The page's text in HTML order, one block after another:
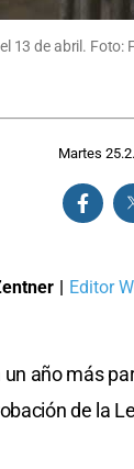
13 de abril. Foto:
Martes
| Editor
un año más
de la